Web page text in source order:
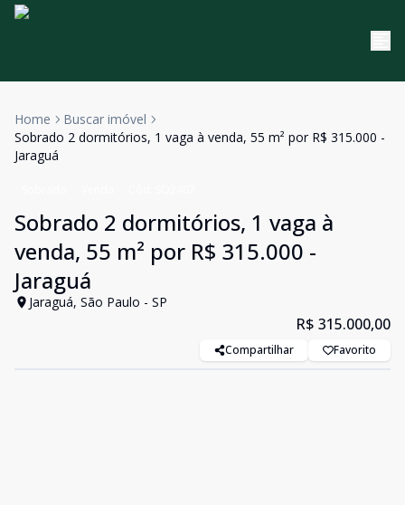
Home
Buscar imóvel
Sobrado 2 dormitórios, 1 vaga à venda, 55 m² por R$ 315.000 -
Jaraguá
Sobrado 2 dormitórios, 1 vaga à
venda, 55 m² por R$ 315.000 -
Jaraguá
Jaraguá, São Paulo - SP
R$ 315.000,00
Compartilhar Favorito